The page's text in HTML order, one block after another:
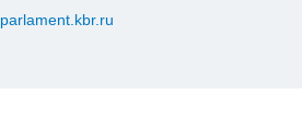
parlament.kbr.ru